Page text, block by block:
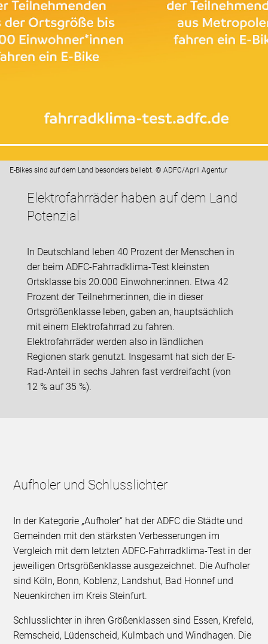
E-Bikes sind auf dem Land besonders beliebt. © ADFC/April Agentur
Elektrofahrräder haben auf dem Land
Potenzial
In Deutschland leben 40 Prozent der Menschen in
der beim ADFC-Fahrradklima-Test kleinsten
Ortsklasse bis 20.000 Einwohner:innen. Etwa 42
Prozent der Teilnehmer:innen, die in dieser
Ortsgrößenklasse leben, gaben an, hauptsächlich
mit einem Elektrofahrrad zu fahren.
Elektrofahrräder werden also in ländlichen
Regionen stark genutzt. Insgesamt hat sich der E-
Rad-Anteil in sechs Jahren fast verdreifacht (von
12 % auf 35 %).
Aufholer und Schlusslichter
In der Kategorie „Aufholer“ hat der ADFC die Städte und
Gemeinden mit den stärksten Verbesserungen im
Vergleich mit dem letzten ADFC-Fahrradklima-Test in der
jeweiligen Ortsgrößenklasse ausgezeichnet. Die Aufholer
sind Köln, Bonn, Koblenz, Landshut, Bad Honnef und
Neuenkirchen im Kreis Steinfurt.
Schlusslichter in ihren Größenklassen sind Essen, Krefeld,
Remscheid, Lüdenscheid, Kulmbach und Windhagen. Die